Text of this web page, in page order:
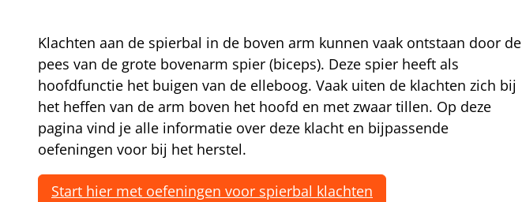
Klachten aan de spierbal in de boven arm kunnen vaak ontstaan door de
pees van de grote bovenarm spier (biceps). Deze spier heeft als
hoofdfunctie het buigen van de elleboog. Vaak uiten de klachten zich bij
het heffen van de arm boven het hoofd en met zwaar tillen. Op deze
pagina vind je alle informatie over deze klacht en bijpassende
oefeningen voor bij het herstel.
Start hier met oefeningen voor spierbal klachten